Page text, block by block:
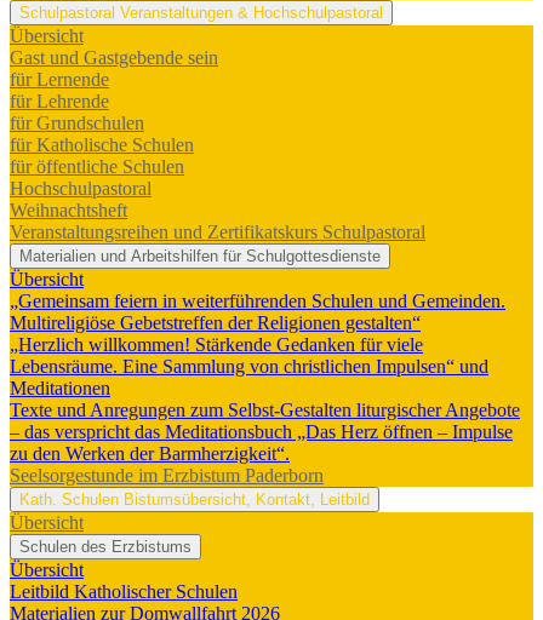
Schulpastoral Veranstaltungen & Hochschulpastoral
Übersicht
Gast und Gastgebende sein
für Lernende
für Lehrende
für Grundschulen
für Katholische Schulen
für öffentliche Schulen
Hochschulpastoral
Weihnachtsheft
Veranstaltungsreihen und Zertifikatskurs Schulpastoral
Materialien und Arbeitshilfen für Schulgottesdienste
Übersicht
„Gemeinsam feiern in weiterführenden Schulen und Gemeinden.
Multireligiöse Gebetstreffen der Religionen gestalten“
„Herzlich willkommen! Stärkende Gedanken für viele
Lebensräume. Eine Sammlung von christlichen Impulsen“ und
Meditationen
Texte und Anregungen zum Selbst-Gestalten liturgischer Angebote
– das verspricht das Meditationsbuch „Das Herz öffnen – Impulse
zu den Werken der Barmherzigkeit“.
Seelsorgestunde im Erzbistum Paderborn
Kath. Schulen Bistumsübersicht, Kontakt, Leitbild
Übersicht
Schulen des Erzbistums
Übersicht
Leitbild Katholischer Schulen
Materialien zur Domwallfahrt 2026